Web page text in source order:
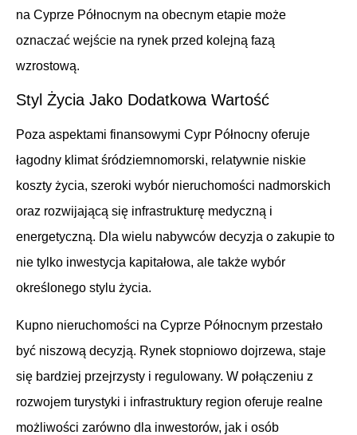
na Cyprze Północnym na obecnym etapie może
oznaczać wejście na rynek przed kolejną fazą
wzrostową.
Styl Życia Jako Dodatkowa Wartość
Poza aspektami finansowymi Cypr Północny oferuje
łagodny klimat śródziemnomorski, relatywnie niskie
koszty życia, szeroki wybór nieruchomości nadmorskich
oraz rozwijającą się infrastrukturę medyczną i
energetyczną. Dla wielu nabywców decyzja o zakupie to
nie tylko inwestycja kapitałowa, ale także wybór
określonego stylu życia.
Kupno nieruchomości na Cyprze Północnym przestało
być niszową decyzją. Rynek stopniowo dojrzewa, staje
się bardziej przejrzysty i regulowany. W połączeniu z
rozwojem turystyki i infrastruktury region oferuje realne
możliwości zarówno dla inwestorów, jak i osób